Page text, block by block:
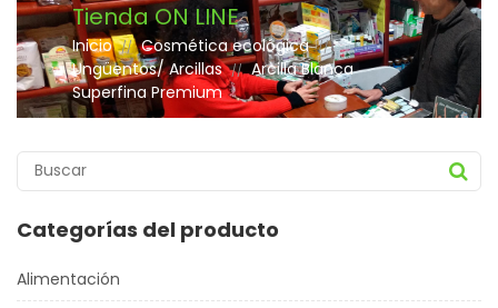
Tienda ON LINE
Inicio // Cosmética ecológica //
Ungüentos/ Arcillas // Arcilla Blanca
Superfina Premium
Categorías del producto
Alimentación